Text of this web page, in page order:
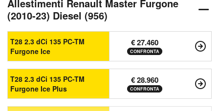
Allestimenti Renault Master Furgone
(2010-23) Diesel (956)
T28 2.3 dCi 135 PC-TM
Furgone Ice
€ 27.460
CONFRONTA
T28 2.3 dCi 135 PC-TM
Furgone Ice Plus
€ 28.960
CONFRONTA